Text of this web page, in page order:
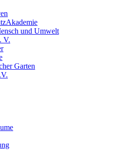
und Umwelt
V.
Garten